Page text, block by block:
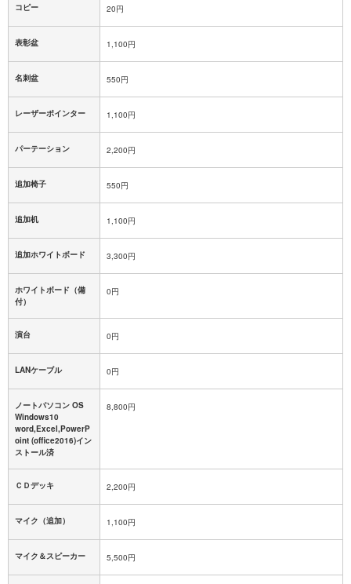
コピー 20円
表彰盆 1,100円
名刺盆 550円
レーザーポインター 1,100円
パーテーション 2,200円
追加椅子 550円
追加机 1,100円
追加ホワイトボード 3,300円
ホワイトボード（備
付）
0円
演台 0円
LANケーブル 0円
ノートパソコン OS
Windows10
word,Excel,PowerP
oint (office2016)イン
ストール済
8,800円
ＣＤデッキ 2,200円
マイク（追加） 1,100円
マイク＆スピーカー 5,500円